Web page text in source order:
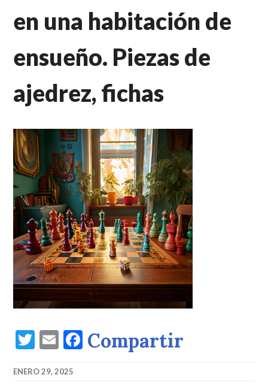
en una habitación de
ensueño. Piezas de
ajedrez, fichas
Twitter
EmailFacebook
Compartir
ENERO 29, 2025